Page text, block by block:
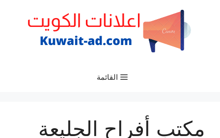
القائمة
مكتب أفراح الجليعة